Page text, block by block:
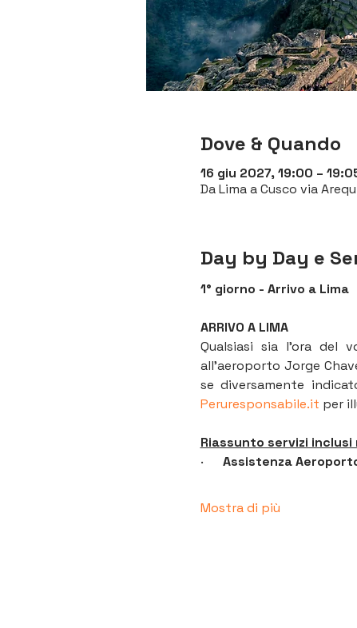
Dove & Quando
16 giu 2027, 19:00 –
Da Lima a Cusco via
Day by Day e
1° giorno - Arrivo a Lima
ARRIVO A LIMA
Qualsiasi sia l’ora del
all’aeroporto Jorge
Peruresponsabile.it per
Riassunto servizi
· Assistenza
Mostra di più